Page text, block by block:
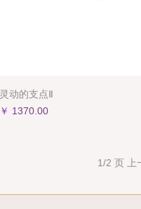
灵动的支点Ⅱ
￥ 1370.00
1/2 页